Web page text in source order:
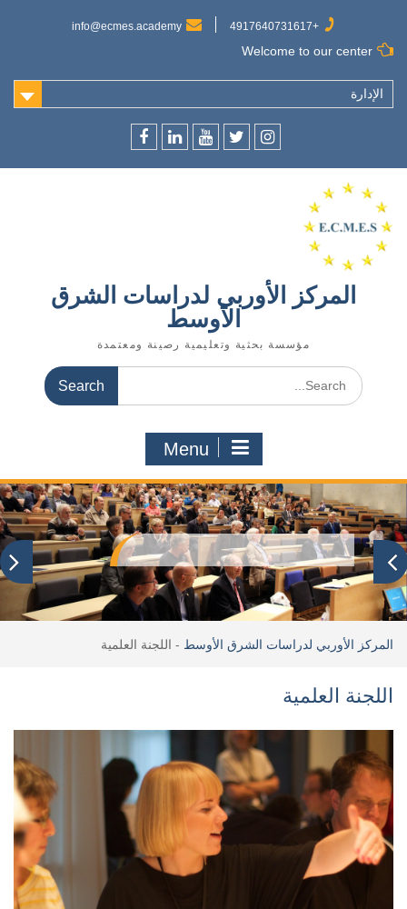
+4917640731617
info@ecmes.academy
Welcome to our center
الإدارة
المركز الأوربي لدراسات الشرق
الأوسط
مؤسسة بحثية وتعليمية رصينة ومعتمدة
Menu
المركز الأوربي لدراسات الشرق الأوسط - اللجنة العلمية
اللجنة العلمية